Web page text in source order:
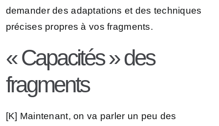
demander des adaptations et des techniques
précises propres à vos fragments.
« Capacités » des
fragments
[K] Maintenant, on va parler un peu des